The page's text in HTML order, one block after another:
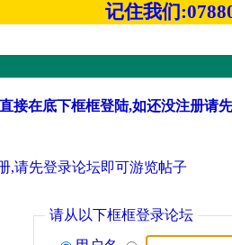
记住我们
接在底下框框登陆,如还没注册请
,请先登录论坛即可游览帖子
请从以下框框登录论坛